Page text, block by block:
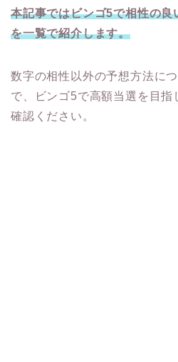
本記事ではビンゴ5で相性の
を一覧で紹介します。
数字の相性以外の予想方法に
で、ビンゴ5で高額当選を目指
確認ください。